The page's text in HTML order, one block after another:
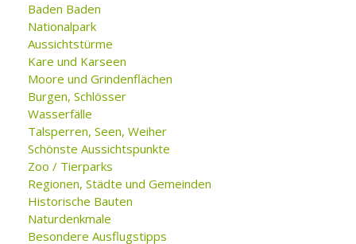
Baden Baden
Nationalpark
Aussichtstürme
Kare und Karseen
Moore und Grindenflächen
Burgen, Schlösser
Wasserfälle
Talsperren, Seen, Weiher
Schönste Aussichtspunkte
Zoo / Tierparks
Regionen, Städte und Gemeinden
Historische Bauten
Naturdenkmale
Besondere Ausflugstipps